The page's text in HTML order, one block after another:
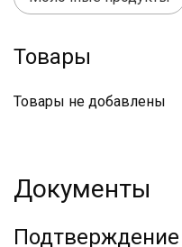
Товары
Товары не добавлены
Документы